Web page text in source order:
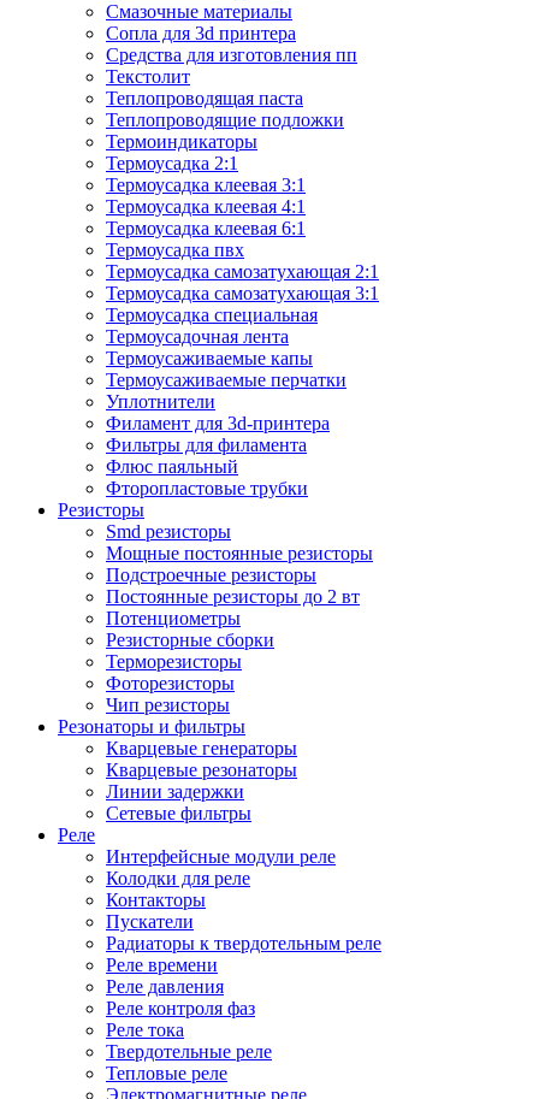
Смазочные материалы
Сопла для 3d принтера
Средства для изготовления пп
Текстолит
Теплопроводящая паста
Теплопроводящие подложки
Термоиндикаторы
Термоусадка 2:1
Термоусадка клеевая 3:1
Термоусадка клеевая 4:1
Термоусадка клеевая 6:1
Термоусадка пвх
Термоусадка самозатухающая 2:1
Термоусадка самозатухающая 3:1
Термоусадка специальная
Термоусадочная лента
Термоусаживаемые капы
Термоусаживаемые перчатки
Уплотнители
Филамент для 3d-принтера
Фильтры для филамента
Флюс паяльный
Фторопластовые трубки
Резисторы
Smd резисторы
Мощные постоянные резисторы
Подстроечные резисторы
Постоянные резисторы до 2 вт
Потенциометры
Резисторные сборки
Терморезисторы
Фоторезисторы
Чип резисторы
Резонаторы и фильтры
Кварцевые генераторы
Кварцевые резонаторы
Линии задержки
Сетевые фильтры
Реле
Интерфейсные модули реле
Колодки для реле
Контакторы
Пускатели
Радиаторы к твердотельным реле
Реле времени
Реле давления
Реле контроля фаз
Реле тока
Твердотельные реле
Тепловые реле
Электромагнитные реле